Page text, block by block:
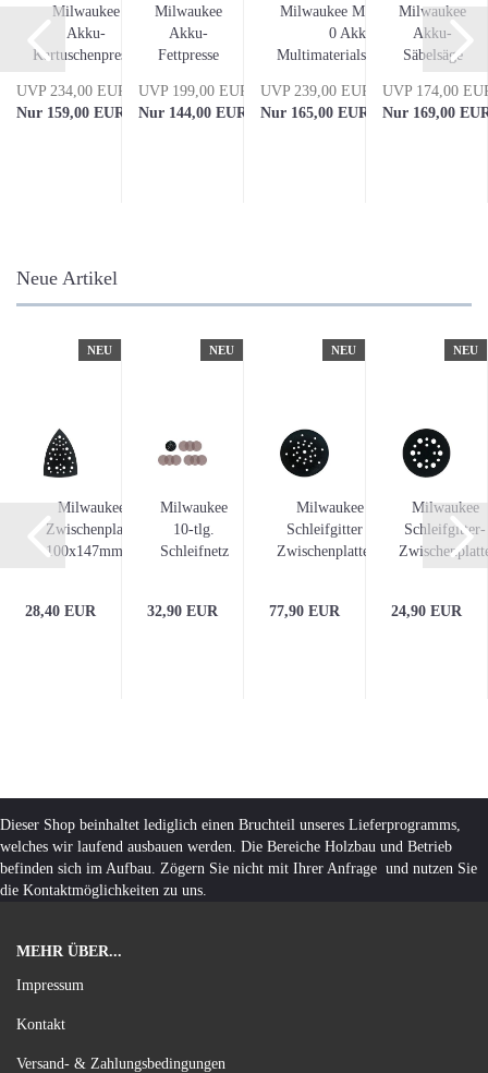
Milwaukee
Akku-
Kartuschenpresse
0...
UVP 234,00 EUR
Nur 159,00 EUR
Milwaukee
Akku-
Fettpresse
UVP 199,00 EUR
Nur 144,00 EUR
Milwaukee M12 FCOT-
0 Akku-
Multimaterialschneider...
UVP 239,00 EUR
Nur 165,00 EUR
Milwaukee
Akku-
Säbelsäge
0
UVP 174,00
Nur 169,00
Neue Artikel
NEU
Milwaukee
Zwischenplatte
100x147mm f.
28,40 EUR
NEU
Milwaukee
10-tlg.
Schleifnetz
32,90 EUR
NEU
Milwaukee
Schleifgitter -
Zwischenplatte...
77,90 EUR
NEU
Milwaukee
Schleifgitter-
24,90 EUR
Dieser Shop beinhaltet lediglich einen Bruchteil unseres Lieferprogramms,
welches wir laufend ausbauen werden. Die Bereiche Holzbau und Betrieb
befinden sich im Aufbau. Zögern Sie nicht mit Ihrer Anfrage und nutzen Sie
die Kontaktmöglichkeiten zu uns.
MEHR ÜBER...
Impressum
Kontakt
Versand- & Zahlungsbedingungen